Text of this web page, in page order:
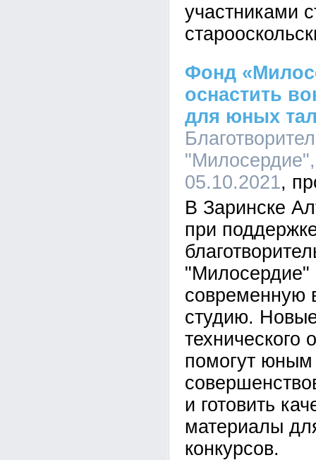
участниками
Фонд
оснастить
для юных
05.10.2021
В Заринске
при
"Милосердие"
современную
студию.
технического
помогут юным
и готовить
материалы
конкурсов.